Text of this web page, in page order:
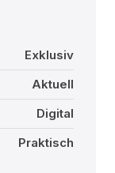
Exklusiv
Aktuell
Digital
Praktisch